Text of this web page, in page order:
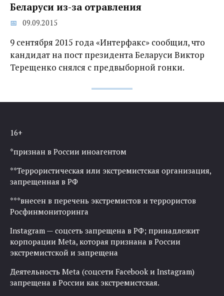
Беларуси из-за отравления
09.09.2015
9 сентября 2015 года «Интерфакс» сообщил, что
кандидат на пост президента Беларуси Виктор
Терещенко снялся с предвыборной гонки.
16+
*признан в России иноагентом
**Террористическая или экстремистская организация,
запрещенная в РФ
***внесен в перечень экстремистов и террористов
Росфинмониторинга
Instagram — соцсеть запрещена в РФ; принадлежит
корпорации Meta, которая признана в России
экстремистской и запрещена
Деятельность Meta (соцсети Facebook и Instagram)
запрещена в России как экстремистская.